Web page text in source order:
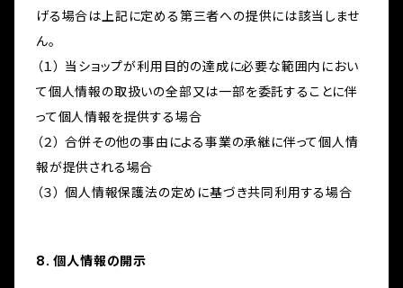
げる場合は上記に定める第三者への提供には該当しませ
ん。
（１） 当ショップが利用目的の達成に必要な範囲内におい
て個人情報の取扱いの全部又は一部を委託することに伴
って個人情報を提供する場合
（２） 合併その他の事由による事業の承継に伴って個人情
報が提供される場合
（３） 個人情報保護法の定めに基づき共同利用する場合
8. 個人情報の開示